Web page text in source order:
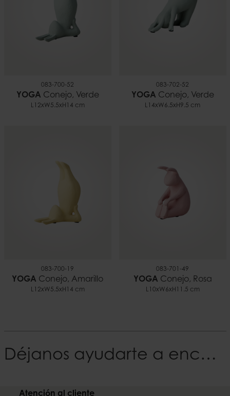
083-700-52
YOGA Conejo, Verde
L12xW5.5xH14 cm
083-702-52
YOGA Conejo, Verde
L14xW6.5xH9.5 cm
083-700-19
YOGA Conejo, Amarillo
L12xW5.5xH14 cm
083-701-49
YOGA Conejo, Rosa
L10xW6xH11.5 cm
Déjanos ayudarte a encontrar tu Estilo
Atención al cliente